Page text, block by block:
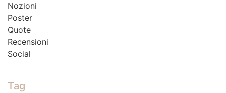
Nozioni
Poster
Quote
Recensioni
Social
Tag